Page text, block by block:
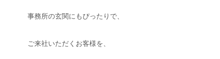
事務所の玄関にもぴったりで、
ご来社いただくお客様を、